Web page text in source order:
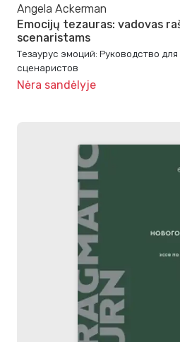
Angela Ackerman
Emocijų tezauras: vadovas
scenaristams
Тезаурус эмоций: Руководство
сценаристов
Nėra sandėlyje